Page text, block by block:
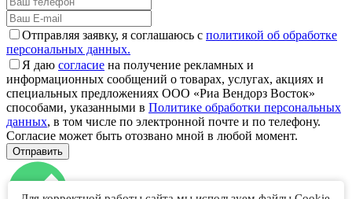
Отправляя заявку, я соглашаюсь с политикой об обработке
персональных данных.
Я даю согласие на получение рекламных и
информационных сообщений о товарах, услугах, акциях и
специальных предложениях ООО «Риа Вендорз Восток»
способами, указанными в Политике обработки персональных
данных, в том числе по электронной почте и по телефону.
Согласие может быть отозвано мной в любой момент.